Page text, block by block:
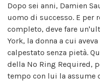
Dopo sei anni, Damien
uomo di successo. E per
completo, deve fare
York, la donna a cui
calpestato senza pietà.
della No Ring Required,
tempo con lui la assume